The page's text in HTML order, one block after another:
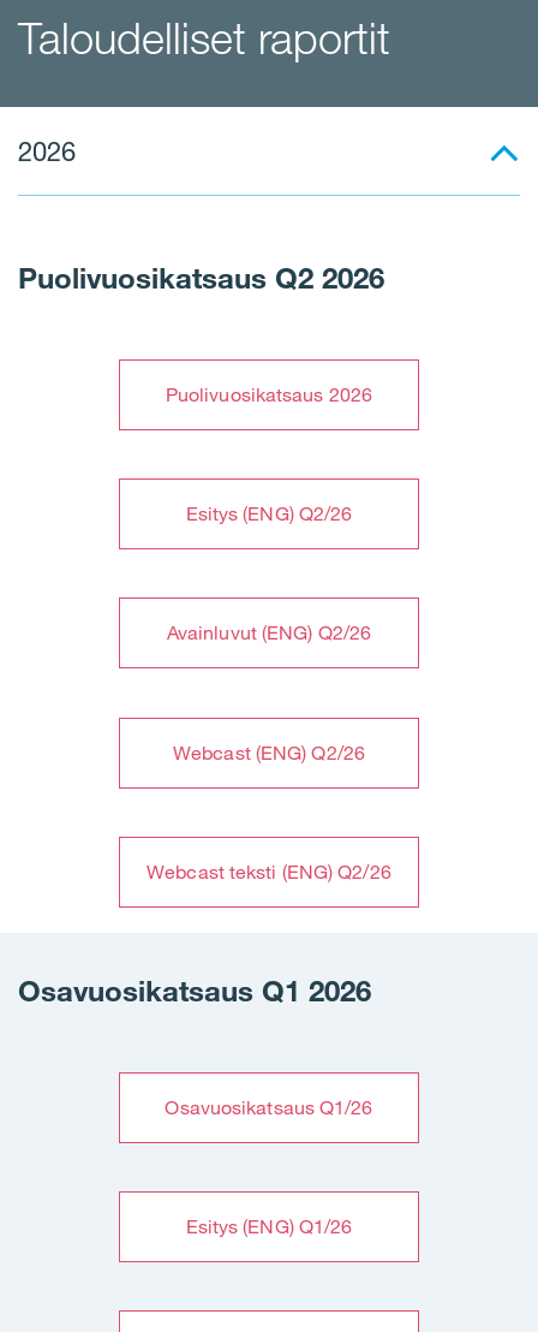
Taloudelliset raportit
2026
Puolivuosikatsaus Q2 2026
Puolivuosikatsaus 2026
Esitys (ENG) Q2/26
Avainluvut (ENG) Q2/26
Webcast (ENG) Q2/26
Webcast teksti (ENG) Q2/26
Osavuosikatsaus Q1 2026
Osavuosikatsaus Q1/26
Esitys (ENG) Q1/26